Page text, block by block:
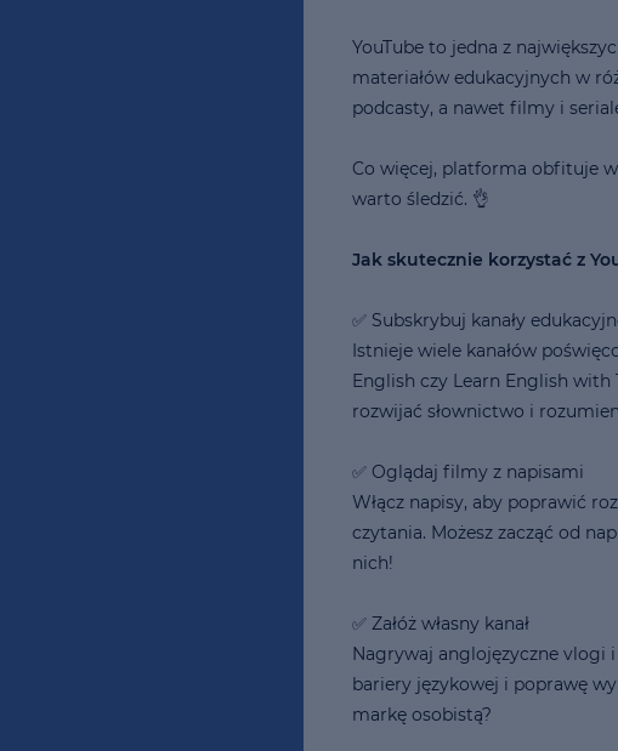
YouTube to jedna z
materiałów edukacyjnych w
podcasty, a nawet filmy i
Co więcej, platforma obfituje
warto śledzić. 👌
Jak skutecznie korzystać z
✅ Subskrybuj kanały
Istnieje wiele kanałów
English czy Learn English
rozwijać słownictwo i
✅ Oglądaj filmy z napisami
Włącz napisy, aby poprawić
czytania. Możesz zacząć od
nich!
✅ Załóż własny kanał
Nagrywaj anglojęzyczne vlogi
bariery językowej i poprawę
markę osobistą?